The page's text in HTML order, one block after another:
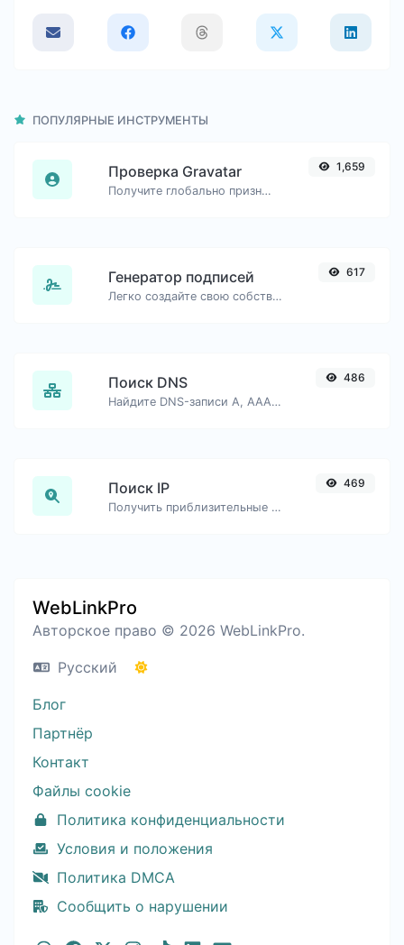
ПОПУЛЯРНЫЕ ИНСТРУМЕНТЫ
Проверка Gravatar
Получите глобально признанный аватар с gravatar.com для любого адреса электронной почты.
1,659
Генератор подписей
Легко создайте свою собственную подпись и скачайте её без труда.
617
Поиск DNS
Найдите DNS-записи A, AAAA, CNAME, MX, NS, TXT, SOA хоста.
486
Поиск IP
Получить приблизительные данные об IP.
469
WebLinkPro
Авторское право © 2026 WebLinkPro.
Русский
Блог
Партнёр
Контакт
Файлы cookie
Политика конфиденциальности
Условия и положения
Политика DMCA
Сообщить о нарушении